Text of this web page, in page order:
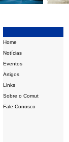
Home
Notícias
Eventos
Artigos
Links
Sobre o Comut
Fale Conosco